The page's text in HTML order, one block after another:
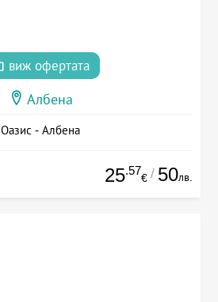
виж офертата
Албена
Оазис - Албена
25.57
€ / 50лв.